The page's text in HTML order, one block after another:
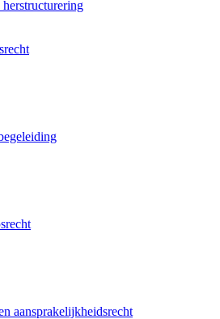
aansprakelijkheidsrecht